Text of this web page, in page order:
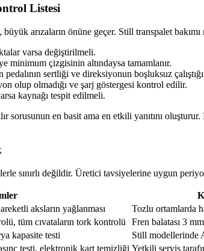
Listesi
arızaların önüne geçer. Still transpalet
varsa değiştirilmeli.
minimum çizgisinin altındaysa tamamlanır.
sertliği ve direksiyonun boşluksuz
olup olmadığı ve şarj göstergesi kontrol edilir.
kaynağı tespit edilmeli.
en basit ama en etkili yanıtını
sınırlı değildir. Üretici tavsiyelerine uygun
aksların yağlanması
Tozlu ortamlarda
tüm cıvataların tork kontrolü
Fren balatası 3
kapasite testi
Still modellerinde
testi, elektronik kart temizliği Yetkili servis